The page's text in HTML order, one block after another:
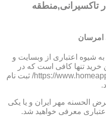
تاکسیرانی,منطقه
امرسان
شیوه اعتباری از وبسایت و
تنها کافی است که در
وبسایت این مجموعه به آدرس https://www.homeappli.ir/ ثبت نام
الحسنه مهر ایران و یا یکی
معرفی خواهید شد.